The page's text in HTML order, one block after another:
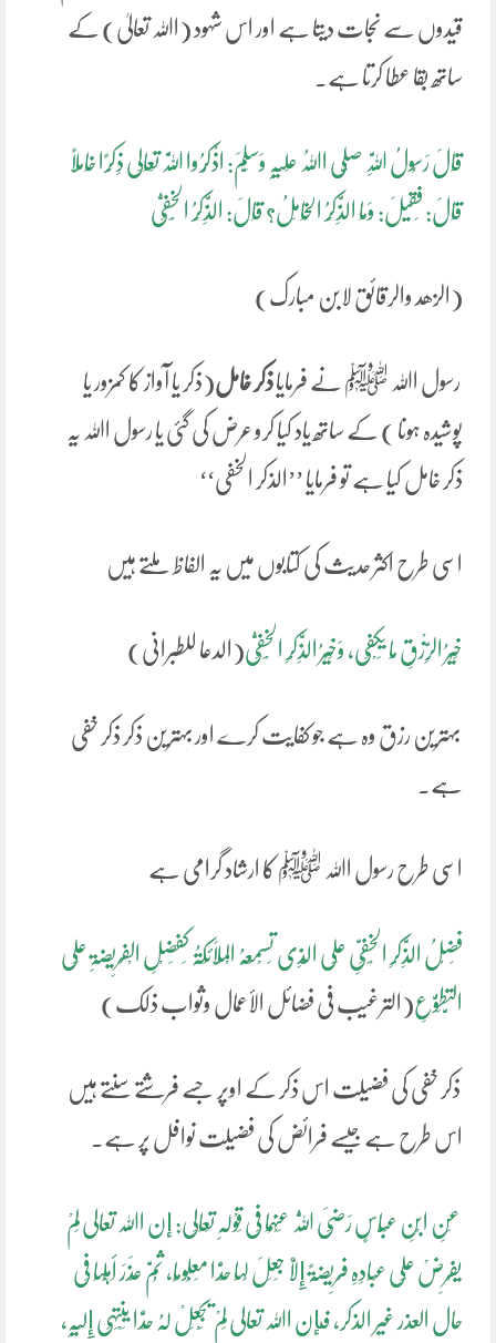
قیدوں سے نجات دیتا ہے اور اس شہود (اﷲ تعالیٰ) کے
ساتھ بقا عطا کرتا ہے۔
قَالَ رَسُولُ اللَّہِ صَلَّی اﷲُ عَلَیْہِ وَسَلَّمَ: اذْکُرُوا اللَّہَ تَعَالَی ذِکْرًا خَامِلًا
قَالَ: فَقِیلَ: وَمَا الذِّکْرُ الْخَامِلُ؟ قَالَ: الذِّکْرُ الْخَفِیُّ
(الزھد والرقائق لابن مبارک)
رسول اﷲ ﷺ نے فرمایاذکر خامل(ذکر یا آواز کا کمزور یا
پوشیدہ ہونا ) کے ساتھ یاد کیا کرو عرض کی گئی یا رسول اﷲ یہ
ذکر خامل کیا ہے تو فرمایا ’’الذکر الخفی‘‘
اسی طرح اکثر حدیث کی کتابوں میں یہ الفاظ ملتے ہیں
خَیْرُ الرِّزْقِ مَا یَکْفِی، وَخَیْرُ الذِّکْرِ الْخَفِیُّ(الدعا للطبرانی)
بہترین رزق وہ ہے جو کفایت کرے اور بہترین ذکر ذکر خفی
ہے۔
اسی طرح رسول اﷲ ﷺ کا ارشاد گرامی ہے
فَضْلُ الذِّکْرِ الْخَفِیِّ عَلَی الَّذِی تَسْمَعُہُ الْمَلَائِکَۃُ کَفَضْلِ الْفَرِیضَۃِ عَلَی
التَّطَوُّعِ(الترغیب فی فضائل الأعمال وثواب ذلک)
ذکر خفی کی فضیلت اس ذکر کے اوپر جسے فرشتے سنتے ہیں
اس طرح ہے جیسے فرائض کی فضیلت نوافل پر ہے۔
عَنِ ابْنِ عَبَّاسٍ رَضِیَ اللَّہُ عَنْہُمَا فِی قَوْلِہِ تَعَالَی: إن اﷲ تعالی لَمْ
یَفْرِضْ عَلَی عِبَادِہِ فَرِیضَۃً إِلَّا جَعَلَ لَہَا حَدًّا مَعْلُومًا، ثُمَّ عَذَرَ أَہْلَہَا فِی
حال العذر غیر الذکر، فإن اﷲ تعالی لَمْ یَجْعَلْ لَہُ حَدًّا یَنْتَہِی إِلَیْہِ،